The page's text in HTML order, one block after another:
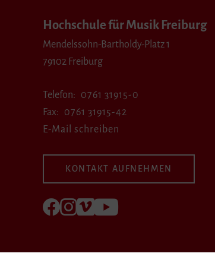
Hochschule für Musik Freiburg
Mendelssohn-Bartholdy-Platz 1
79102 Freiburg
Telefon
0761 31915-0
Fax
0761 31915-42
E-Mail schreiben
KONTAKT AUFNEHMEN
Folgen Sie uns auf Facebook
Folgen Sie uns auf Instagram
Besuchen Sie uns bei Vimeo